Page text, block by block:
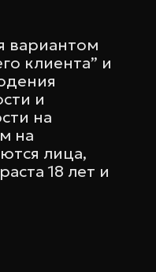
вариантом
клиента” и
и
на
на
лица,
18 лет и